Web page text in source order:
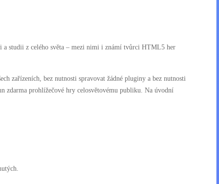
a studii z celého světa – mezi nimi i známí tvůrci HTML5 her
zařízeních, bez nutnosti spravovat žádné pluginy a bez nutnosti
zdarma prohlížečové hry celosvětovému publiku. Na úvodní